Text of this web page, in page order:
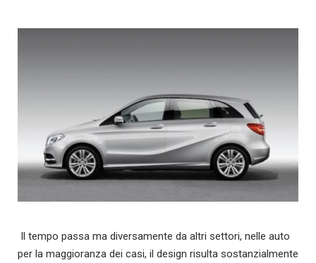
Il tempo passa ma diversamente da altri settori, nelle auto
per la maggioranza dei casi, il design risulta sostanzialmente